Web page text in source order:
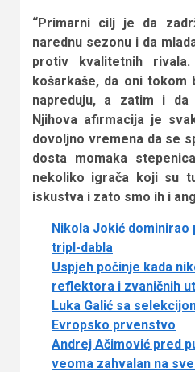
“Primarni cilj je da
narednu sezonu i da
protiv kvalitetnih
košarkaše, da oni tokom
napreduju, a zatim i
Njihova afirmacija je
dovoljno vremena da se
dosta momaka
nekoliko igrača koji su
iskustva i zato smo ih i
Nikola Jokić dominirao
tripl-dabla
Uspjeh počinje kada
reflektora i zvaničnih
Luka Galić sa
Evropsko prvenstvo
Andrej Ačimović pred
veoma zahvalan na